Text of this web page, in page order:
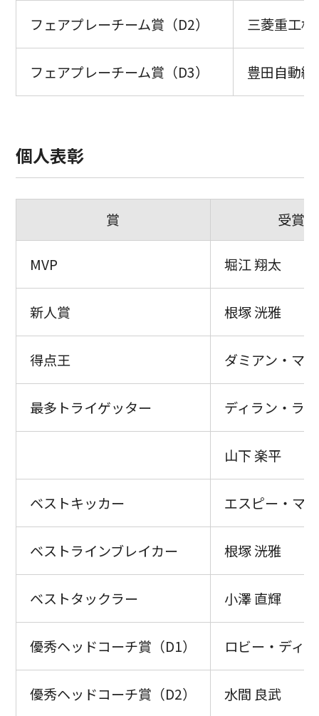
フェアプレーチーム賞（D2） 三菱重工
フェアプレーチーム賞（D3） 豊田自動
個人表彰
賞 受賞者
MVP 堀江 翔太
新人賞 根塚 洸雅
得点王 ダミアン・マ
最多トライゲッター ディラン・ラ
山下 楽平
ベストキッカー エスピー・マ
ベストラインブレイカー 根塚 洸雅
ベストタックラー 小澤 直輝
優秀ヘッドコーチ賞（D1） ロビー・ディ
優秀ヘッドコーチ賞（D2） 水間 良武